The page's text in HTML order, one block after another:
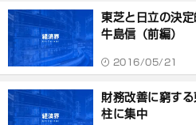
東芝と日立の決
牛島信（前編）
2016/05/21
財務改善に窮す
柱に集中